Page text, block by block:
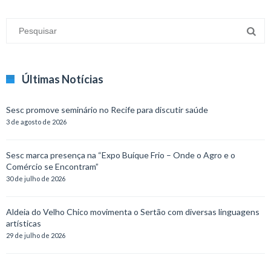
Últimas Notícias
Sesc promove seminário no Recife para discutir saúde
3 de agosto de 2026
Sesc marca presença na “Expo Buíque Frio – Onde o Agro e o
Comércio se Encontram”
30 de julho de 2026
Aldeia do Velho Chico movimenta o Sertão com diversas linguagens
artísticas
29 de julho de 2026